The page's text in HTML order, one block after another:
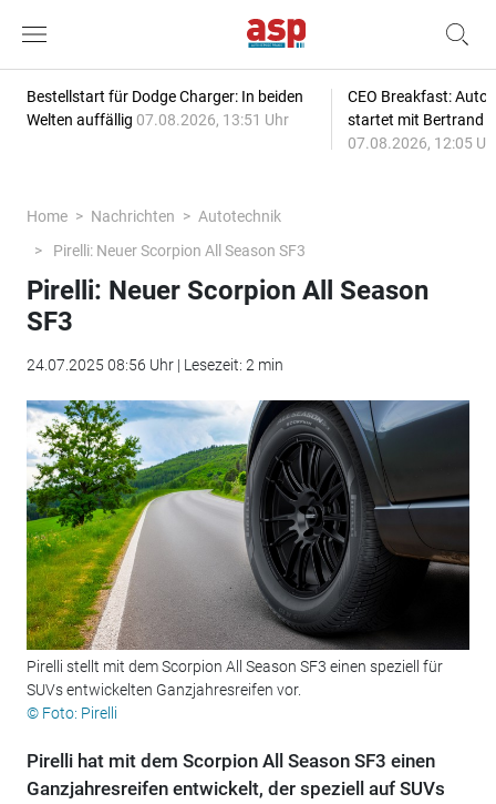
Bestellstart für Dodge Charger: In beiden
Welten auffällig 07.08.2026, 13:51 Uhr
CEO Breakfast:
startet mit Bertrand
07.08.2026, 12:05
Home Nachrichten
Autotechnik
Pirelli: Neuer Scorpion All Season SF3
Pirelli: Neuer Scorpion All Season
SF3
24.07.2025 08:56 Uhr | Lesezeit: 2 min
Pirelli stellt mit dem Scorpion All Season SF3 einen speziell für
SUVs entwickelten Ganzjahresreifen vor.
© Foto: Pirelli
Pirelli hat mit dem Scorpion All Season SF3 einen
Ganzjahresreifen entwickelt, der speziell auf SUVs